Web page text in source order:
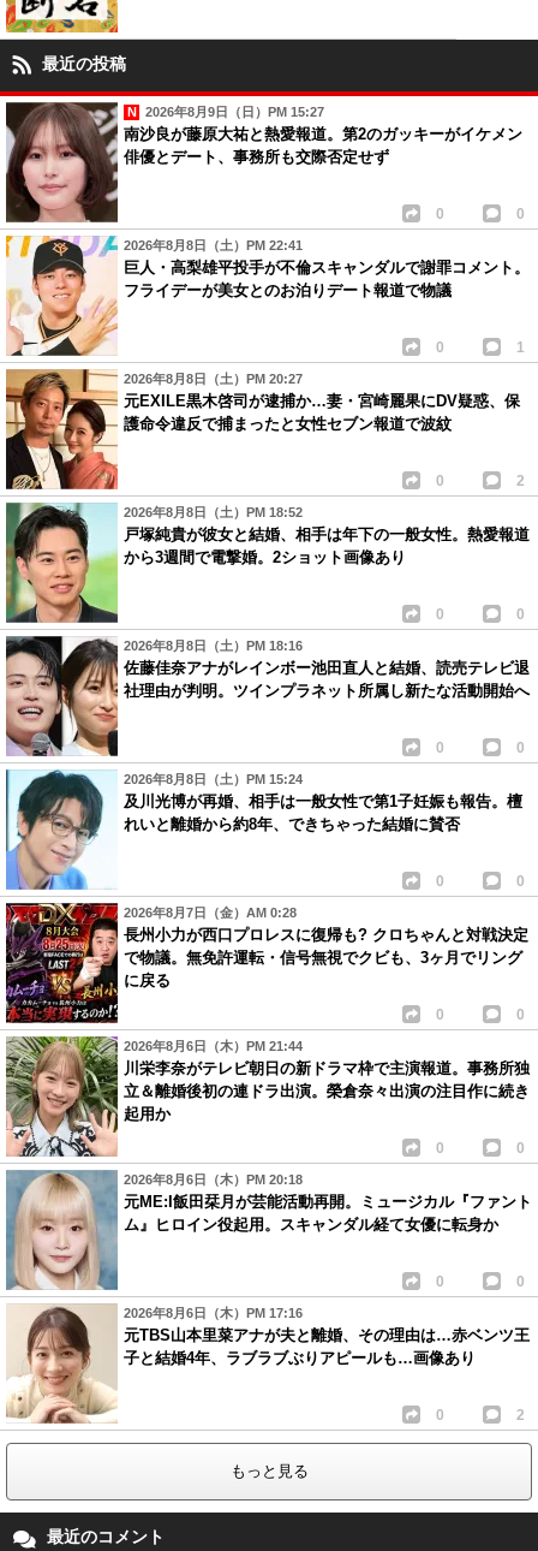
最近の投稿
2026年8月9日（日）PM 15:27
南沙良が藤原大祐と熱愛報道。第2のガッキーがイケメン
俳優とデート、事務所も交際否定せず
0 0
2026年8月8日（土）PM 22:41
巨人・高梨雄平投手が不倫スキャンダルで謝罪コメント。
フライデーが美女とのお泊りデート報道で物議
0 1
2026年8月8日（土）PM 20:27
元EXILE黒木啓司が逮捕か…妻・宮崎麗果にDV疑惑、保
護命令違反で捕まったと女性セブン報道で波紋
0 2
2026年8月8日（土）PM 18:52
戸塚純貴が彼女と結婚、相手は年下の一般女性。熱愛報道
から3週間で電撃婚。2ショット画像あり
0 0
2026年8月8日（土）PM 18:16
佐藤佳奈アナがレインボー池田直人と結婚、読売テレビ退
社理由が判明。ツインプラネット所属し新たな活動開始へ
0 0
2026年8月8日（土）PM 15:24
及川光博が再婚、相手は一般女性で第1子妊娠も報告。檀
れいと離婚から約8年、できちゃった結婚に賛否
0 0
2026年8月7日（金）AM 0:28
長州小力が西口プロレスに復帰も? クロちゃんと対戦決定
で物議。無免許運転・信号無視でクビも、3ヶ月でリング
に戻る
0 0
2026年8月6日（木）PM 21:44
川栄李奈がテレビ朝日の新ドラマ枠で主演報道。事務所独
立＆離婚後初の連ドラ出演。榮倉奈々出演の注目作に続き
起用か
0 0
2026年8月6日（木）PM 20:18
元ME:I飯田栞月が芸能活動再開。ミュージカル『ファント
ム』ヒロイン役起用。スキャンダル経て女優に転身か
0 0
2026年8月6日（木）PM 17:16
元TBS山本里菜アナが夫と離婚、その理由は…赤ベンツ王
子と結婚4年、ラブラブぶりアピールも…画像あり
0 2
もっと見る
最近のコメント